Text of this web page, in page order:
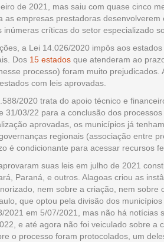
de 2021, mas saiu com quase cinco
as empresas prestadoras
inúmeras críticas do setor especializado
a Lei 14.026/2020 impôs aos
Dos 15 estados que atenderam ao
processo) foram muito
com leis aprovadas.
2020 trata do apoio técnico e
31/03/22 para a conclusão dos
aprovadas, os municípios já
regionais (associação entre
é condicionante para acessar recursos
suas leis em julho de 2021
Paraná, e outros. Alagoas criou as
nem sobre a criação, nem
que optou pela divisão dos
2021 em 5/07/2021, mas não há
e até agora não foi veiculado sobre a
o processo foram protocolados, um